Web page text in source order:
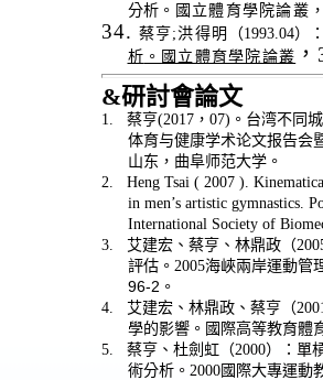
分析。 國立體育學院論叢
34. 蔡亨;洪得明 （1993.04）
析 。 國立體育學院論叢
&研討會論文
1. 蔡亨(2017， 07) 。台湾不同
体育与健康学术论文报告会
山东，曲阜师范大学。
2. Heng Tsai ( 2007 ).
in men’s artistic gymnastics.
International Society of
3. 艾建宏、蔡亨、林鼎政（
評估。2005海峽兩岸運動管
96-2。
4. 艾建宏、林鼎政、蔡亨（
學的影響。國際高等教育體
5. 蔡亨、杜劍虹（2000）：單
術分析。2000國際大專運動